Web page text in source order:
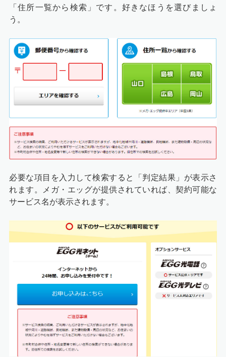
「住所一覧から検索」です。好きなほうを選びましょ
う。
必要な項目を入力して検索すると「判定結果」が表示さ
れます。メガ・エッグが提供されていれば、契約可能な
サービス名が表示されます。